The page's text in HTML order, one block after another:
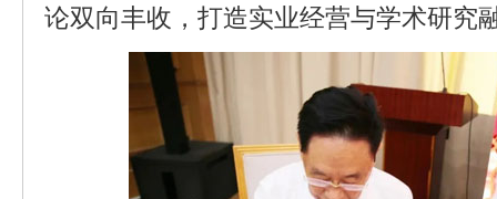
论双向丰收，打造实业经营与学术研究